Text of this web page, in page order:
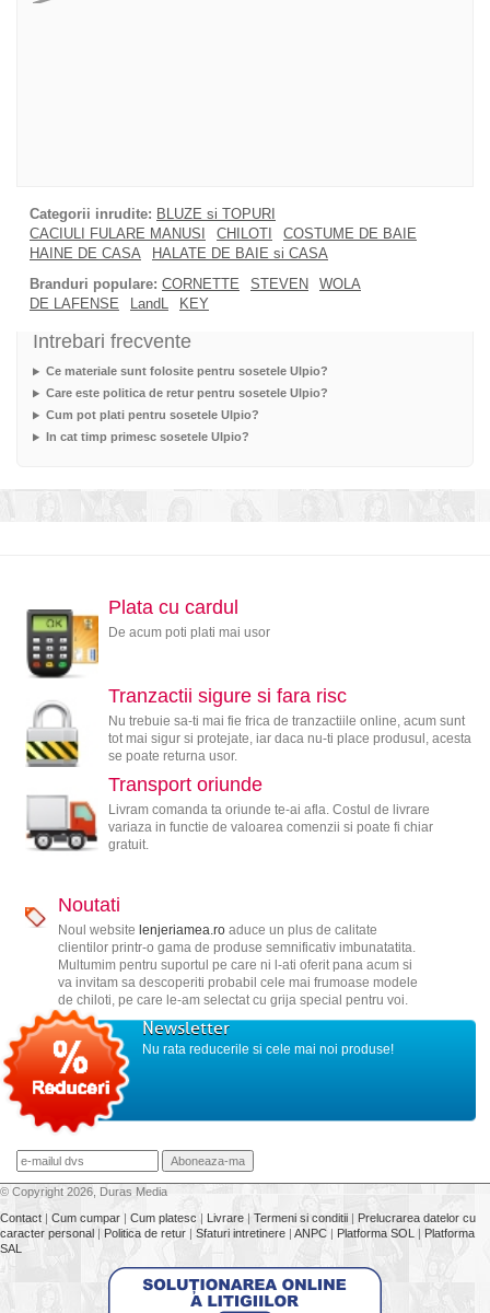
Categorii inrudite: BLUZE si TOPURI
CACIULI FULARE MANUSI
CHILOTI
COSTUME DE BAIE
HAINE DE CASA
HALATE DE BAIE si CASA
Branduri populare: CORNETTE STEVEN
WOLA
DE LAFENSE
LandL KEY
Intrebari frecvente
Ce materiale sunt folosite pentru sosetele Ulpio?
Care este politica de retur pentru sosetele Ulpio?
Cum pot plati pentru sosetele Ulpio?
In cat timp primesc sosetele Ulpio?
Plata cu cardul
De acum poti plati mai usor
Tranzactii sigure si fara risc
Nu trebuie sa-ti mai fie frica de tranzactiile online, acum sunt
tot mai sigur si protejate, iar daca nu-ti place produsul, acesta
se poate returna usor.
Transport oriunde
Livram comanda ta oriunde te-ai afla. Costul de livrare
variaza in functie de valoarea comenzii si poate fi chiar
gratuit.
Noutati
Noul website lenjeriamea.roaduce un plus de calitate
clientilor printr-o gama de produse semnificativ imbunatatita.
Multumim pentru suportul pe care ni l-ati oferit pana acum si
va invitam sa descoperiti probabil cele mai frumoase modele
de chiloti, pe care le-am selectat cu grija special pentru voi.
Newsletter
Nu rata reducerile si cele mai noi produse!
© Copyright 2026, Duras Media
Contact
Cum cumpar Cum platesc Livrare Termeni si conditii
Prelucrarea datelor cu
caracter personal
Politica de retur Sfaturi intretinere ANPC Platforma SOL
Platforma
SAL